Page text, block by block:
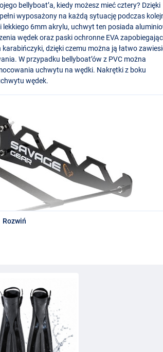
bellyboat’a, kiedy możesz mieć cztery? Dzięki
wyposażony na każdą sytuację podczas
lekkiego 6mm akrylu, uchwyt ten posiada
wędek oraz paski ochronne EVA
dzięki czemu można ją łatwo
W przypadku bellyboat’ów z PVC można
uchwytu na wędki. Nakrętki z boku
wędek.
Rozwiń